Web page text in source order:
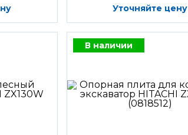
Уточняйте цену
В наличии